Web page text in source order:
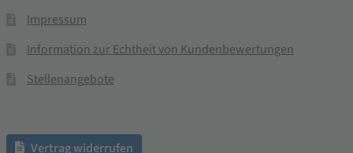
Impressum
Information zur Echtheit von Kundenbewertungen
Stellenangebote
Vertrag widerrufen